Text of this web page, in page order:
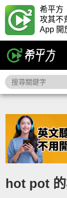
希平方
攻其不
App 開
hot pot 的